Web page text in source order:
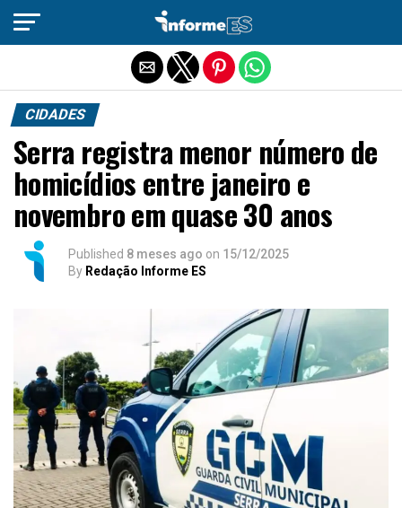
CIDADES
Serra registra menor número de
homicídios entre janeiro e
novembro em quase 30 anos
Published 8 meses ago on 15/12/2025
By Redação Informe ES
Sair da versão mobile